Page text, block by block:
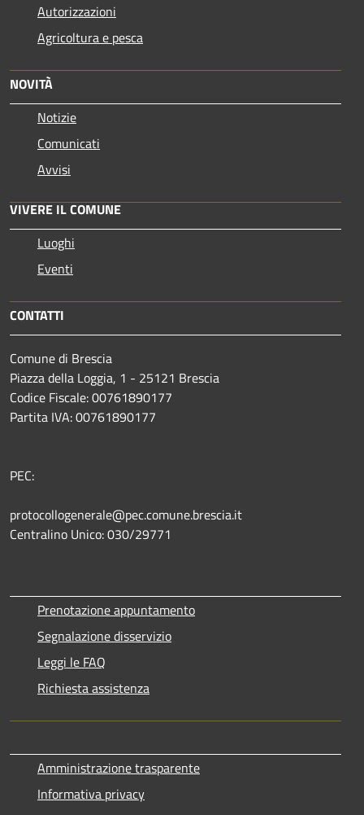
Autorizzazioni
Agricoltura e pesca
NOVITÀ
Notizie
Comunicati
Avvisi
VIVERE IL COMUNE
Luoghi
Eventi
CONTATTI
Comune di Brescia
Piazza della Loggia, 1 - 25121 Brescia
Codice Fiscale: 00761890177
Partita IVA: 00761890177
PEC:
protocollogenerale@pec.comune.brescia.it
Centralino Unico: 030/29771
Prenotazione appuntamento
Segnalazione disservizio
Leggi le FAQ
Richiesta assistenza
Amministrazione trasparente
Informativa privacy